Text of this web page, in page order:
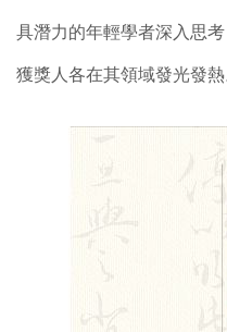
具潛力的年輕學者深入思
獲獎人各在其領域發光發熱